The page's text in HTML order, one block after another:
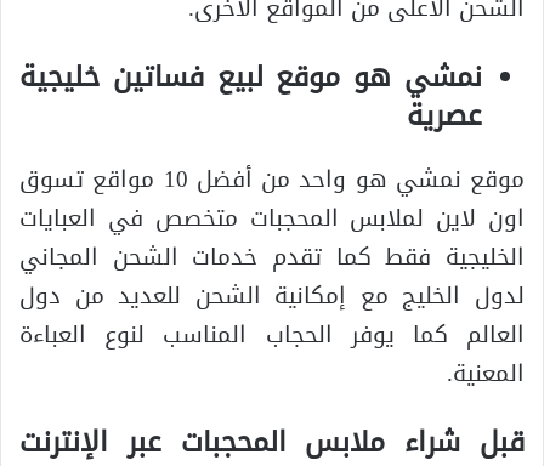
الشحن الأعلى من المواقع الأخرى.
نمشي هو موقع لبيع فساتين خليجية
عصرية
موقع نمشي هو واحد من أفضل 10 مواقع تسوق
اون لاين لملابس المحجبات متخصص في العبايات
الخليجية فقط كما تقدم خدمات الشحن المجاني
لدول الخليج مع إمكانية الشحن للعديد من دول
العالم كما يوفر الحجاب المناسب لنوع العباءة
المعنية.
قبل شراء ملابس المحجبات عبر الإنترنت